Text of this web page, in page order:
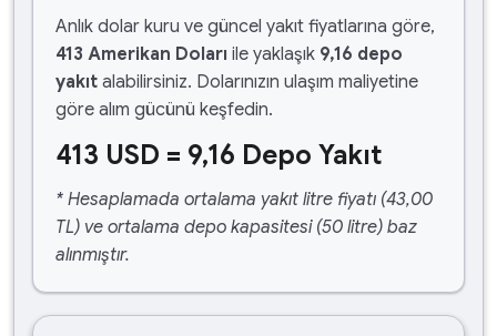
Anlık dolar kuru ve güncel yakıt fiyatlarına göre,
413 Amerikan Doları ile yaklaşık 9,16 depo
yakıt alabilirsiniz. Dolarınızın ulaşım maliyetine
göre alım gücünü keşfedin.
413 USD = 9,16 Depo Yakıt
* Hesaplamada ortalama yakıt litre fiyatı (43,00
TL) ve ortalama depo kapasitesi (50 litre) baz
alınmıştır.